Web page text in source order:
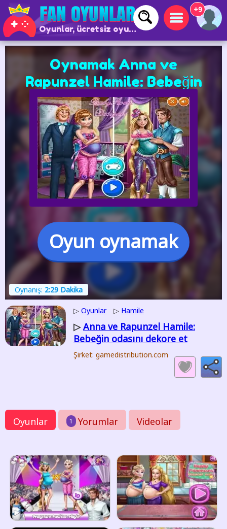
Oyunlar, ücretsiz oyunlar ve çevrimiçi oyunlar
+9
Oynamak Anna ve
Rapunzel Hamile: Bebeğin
odasını dekore et
Oyun oynamak
Oynanış: 2:29 Dakika
▷ Oyunlar ▷ Hamile
▷Anna ve Rapunzel Hamile:
Bebeğin odasını dekore et
Şirket: gamedistribution.com
Oyunlar 1 Yorumlar Videolar